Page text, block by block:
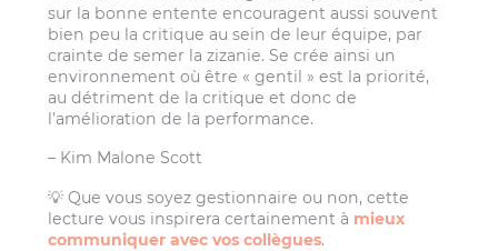
sur la bonne entente encouragent aussi souvent
bien peu la critique au sein de leur équipe, par
crainte de semer la zizanie. Se crée ainsi un
environnement où être « gentil » est la priorité,
au détriment de la critique et donc de
l’amélioration de la performance.
– Kim Malone Scott
💡 Que vous soyez gestionnaire ou non, cette
lecture vous inspirera certainement à mieux
communiquer avec vos collègues.